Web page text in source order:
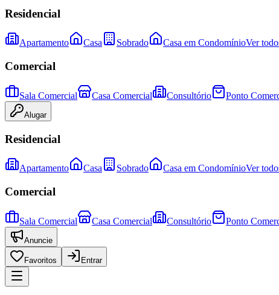
Residencial
Apartamento Casa Sobrado Casa em CondomínioVer
Comercial
Sala Comercial Casa Comercial Consultório Ponto
Alugar
Residencial
Apartamento Casa Sobrado Casa em CondomínioVer
Comercial
Sala Comercial Casa Comercial Consultório Ponto
Anuncie
Favoritos Entrar